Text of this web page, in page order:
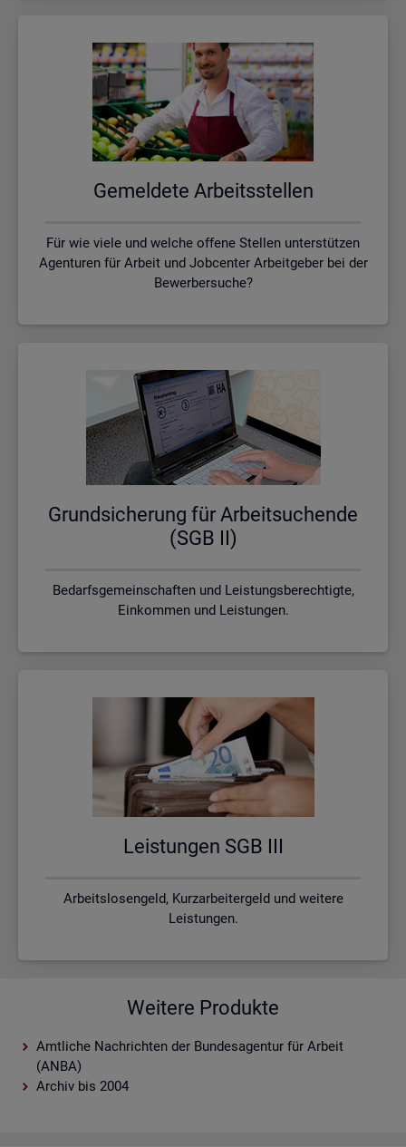
Ge­mel­de­te Ar­beits­stel­len
Für wie viele und welche offene Stellen unterstützen
Agenturen für Arbeit und Jobcenter Arbeitgeber bei der
Bewerbersuche?
Grund­si­che­rung für Ar­beit­su­chen­de
(SGB II)
Bedarfsgemeinschaften und Leistungsberechtigte,
Einkommen und Leistungen.
Leis­tun­gen SGB III
Arbeitslosengeld, Kurzarbeitergeld und weitere
Leistungen.
Weitere Produkte
Amtliche Nachrichten der Bundesagentur für Arbeit
(ANBA)
Archiv bis 2004